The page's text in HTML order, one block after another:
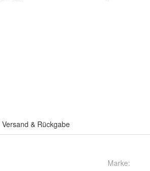
& Rückgabe
Marke: